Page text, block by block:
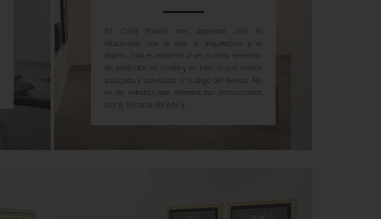
En Casa Palacio nos apasiona todo lo
relacionado con el arte, la arquitectura y el
diseño. Esto es evidente al ver nuestra selección
de productos en tienda y en todo lo que hemos
trabajado y construido a lo largo del tiempo. No
es de extrañar que estemos tan emocionados
con la Semana del Arte y, ...